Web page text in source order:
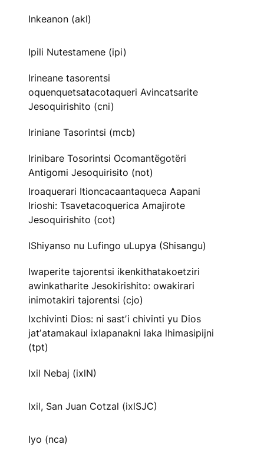
Inkeanon (akl)
Ipili Nutestamene (ipi)
Irineane tasorentsi
oquenquetsatacotaqueri Avincatsarite
Jesoquirishito (cni)
Iriniane Tasorintsi (mcb)
Irinibare Tosorintsi Ocomantëgotëri
Antigomi Jesoquirisito (not)
Iroaquerari Itioncacaantaqueca Aapani
Irioshi: Tsavetacoquerica Amajirote
Jesoquirishito (cot)
IShiyanso nu Lufingo uLupya (Shisangu)
Iwaperite tajorentsi ikenkithatakoetziri
awinkatharite Jesokirishito: owakirari
inimotakiri tajorentsi (cjo)
Ixchivinti Dios: ni sastʼi chivinti yu Dios
jatʼatamakaul ixlapanakni laka lhimasipijni
(tpt)
Ixil Nebaj (ixlN)
Ixil, San Juan Cotzal (ixlSJC)
Iyo (nca)